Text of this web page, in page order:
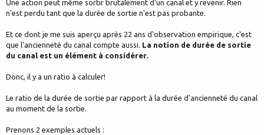
Une action peut même sortir brutalement d'un canal et y revenir. Rien
n'est perdu tant que la durée de sortie n'est pas probante.
Et ce dont je me suis aperçu après 22 ans d'observation empirique, c'est
que l'ancienneté du canal compte aussi. La notion de durée de sortie
du canal est un élément à considérer.
Donc, il y a un ratio à calculer!
Le ratio de la durée de sortie par rapport à la durée d'ancienneté du canal
au moment de la sortie.
Prenons 2 exemples actuels :